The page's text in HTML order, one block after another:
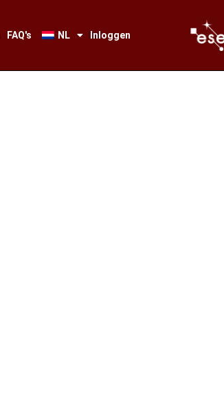
FAQ's NL Inloggen